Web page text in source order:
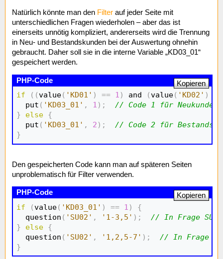
Natürlich könnte man den Filter auf jeder Seite mit
unterschiedlichen Fragen wiederholen – aber das ist
einerseits unnötig kompliziert, andererseits wird die Trennung
in Neu- und Bestandskunden bei der Auswertung ohnehin
gebraucht. Daher soll sie in die interne Variable „KD03_01“
gespeichert werden.
if ( (value( 'KD01' ) == 1 ) and (value( 'KD02' )
  put
( 'KD03_01' , 1 ) ;
// Code 1 für Neukunden
}
else {
  put
( 'KD03_01' , 2 ) ;
// Code 2 für
}
Kopieren
Den gespeicherten Code kann man auf späteren Seiten
unproblematisch für Filter verwenden.
if (value( 'KD03_01' ) == 1 )
{
  question
( 'SU02' , '1-3,5' ) ;
// In Frage
}
else {
  question
( 'SU02' , '1,2,5-7' ) ;
// In Frage
}
Kopieren